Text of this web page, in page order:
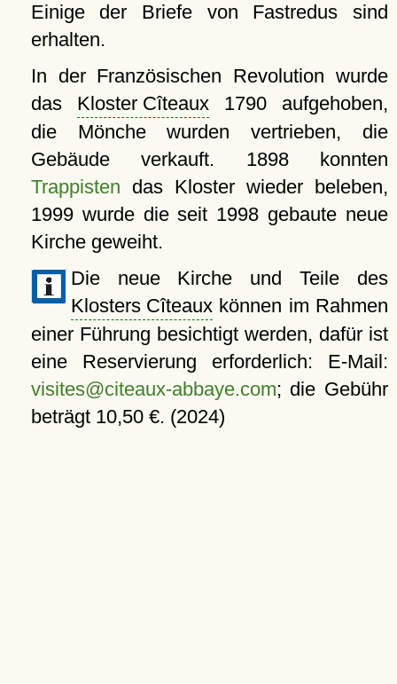
Einige der Briefe von Fastredus sind
erhalten.
In der Französischen Revolution wurde
das Kloster Cîteaux1790 aufgehoben,
die Mönche wurden vertrieben, die
Gebäude verkauft. 1898 konnten
Trappisten das Kloster wieder beleben,
1999 wurde die seit 1998 gebaute neue
Kirche geweiht.
Die neue Kirche und Teile des
Klosters Cîteauxkönnen im Rahmen
einer Führung besichtigt werden, dafür ist
eine Reservierung erforderlich: E-Mail:
visites@citeaux-abbaye.com; die Gebühr
beträgt 10,50 €. (2024)